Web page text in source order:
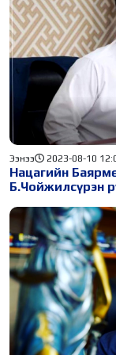
Нацагийн
Б.Чойжилсүрэн
Ээнээ 2023-08-10